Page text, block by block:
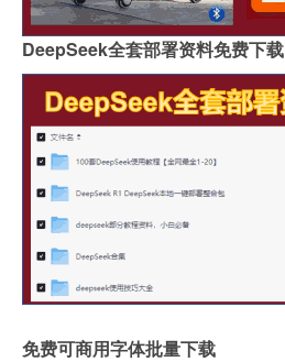
DeepSeek全套部署资料免费下载
免费可商用字体批量下载